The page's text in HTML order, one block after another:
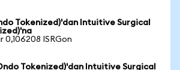
Tokenized)'dan Intuitive Surgical
0,106208 ISRGon
Tokenized)'dan Intuitive Surgical